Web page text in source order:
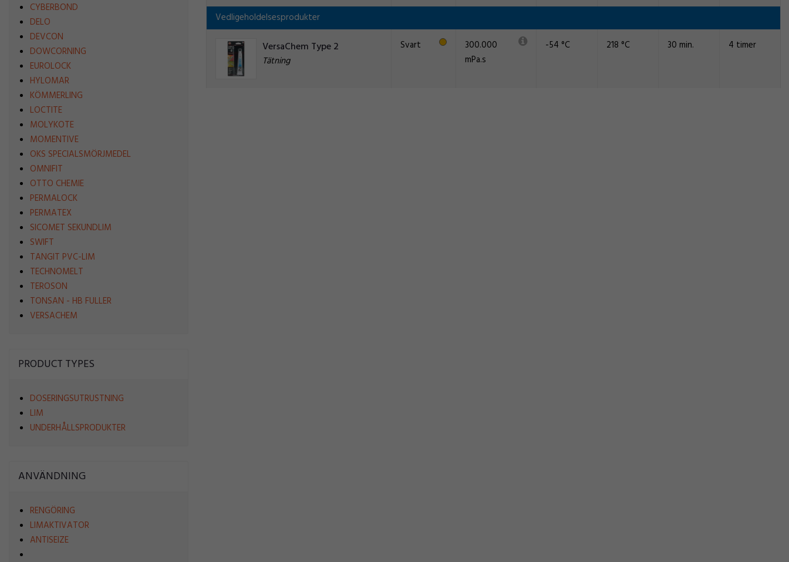
CYBERBOND
DELO
DEVCON
DOWCORNING
EUROLOCK
HYLOMAR
KÖMMERLING
LOCTITE
MOLYKOTE
MOMENTIVE
OKS SPECIALSMÖRJMEDEL
OMNIFIT
OTTO CHEMIE
PERMALOCK
PERMATEX
SICOMET SEKUNDLIM
SWIFT
TANGIT PVC-LIM
TECHNOMELT
TEROSON
TONSAN - HB FULLER
VERSACHEM
PRODUCT TYPES
DOSERINGSUTRUSTNING
LIM
UNDERHÅLLSPRODUKTER
ANVÄNDNING
RENGÖRING
LIMAKTIVATOR
ANTISEIZE
Vedligeholdelsesprodukter
VersaChem Type 2
Tätning
Svart
300.000
mPa.s
-54 °C 218 °C 30 min. 4 timer